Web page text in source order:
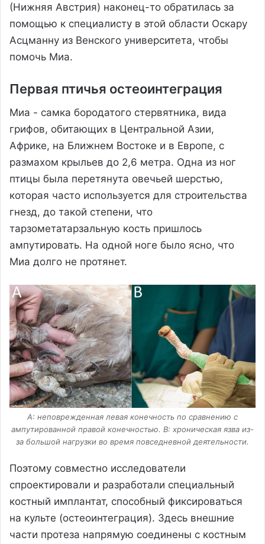
(Нижняя Австрия) наконец-то обратилась за
помощью к специалисту в этой области Оскару
Асцманну из Венского университета, чтобы
помочь Миа.
Первая птичья остеоинтеграция
Миа - самка бородатого стервятника, вида
грифов, обитающих в Центральной Азии,
Африке, на Ближнем Востоке и в Европе, с
размахом крыльев до 2,6 метра. Одна из ног
птицы была перетянута овечьей шерстью,
которая часто используется для строительства
гнезд, до такой степени, что
тарзометатарзальную кость пришлось
ампутировать. На одной ноге было ясно, что
Миа долго не протянет.
А: неповрежденная левая конечность по сравнению с
ампутированной правой конечностью. В: хроническая язва из-
за большой нагрузки во время повседневной деятельности.
Поэтому совместно исследователи
спроектировали и разработали специальный
костный имплантат, способный фиксироваться
на культе (остеоинтеграция). Здесь внешние
части протеза напрямую соединены с костным